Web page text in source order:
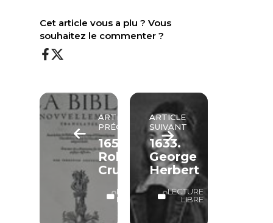
Cet article vous a plu ? Vous
souhaitez le commenter ?
ARTICLE
PRÉCÉDENT
1651.
Robinson
Crusoé
LECTURE
LIBRE
ARTICLE
SUIVANT
1633.
George
Herbert
LECTURE
LIBRE